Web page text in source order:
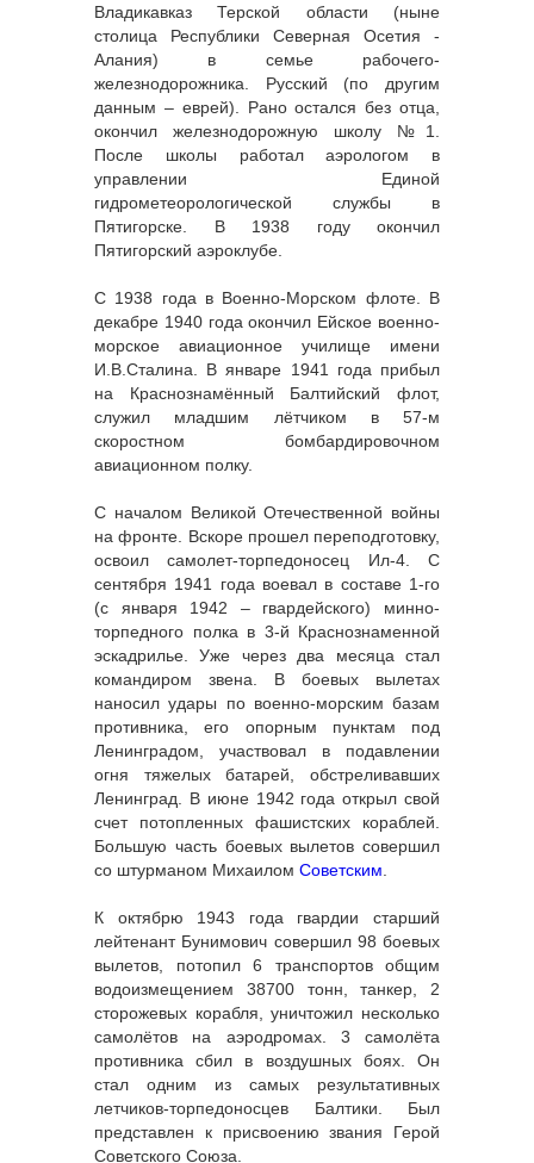
Владикавказ Терской области (ныне
столица Республики Северная Осетия -
Алания) в семье рабочего-
железнодорожника. Русский (по другим
данным – еврей). Рано остался без отца,
окончил железнодорожную школу №1.
После школы работал аэрологом в
управлении Единой
гидрометеорологической службы в
Пятигорске. В 1938 году окончил
Пятигорский аэроклубе.
С 1938 года в Военно-Морском флоте. В
декабре 1940 года окончил Ейское военно-
морское авиационное училище имени
И.В.Сталина. В январе 1941 года прибыл
на Краснознамённый Балтийский флот,
служил младшим лётчиком в 57-м
скоростном бомбардировочном
авиационном полку.
С началом Великой Отечественной войны
на фронте. Вскоре прошел переподготовку,
освоил самолет-торпедоносец Ил-4. С
сентября 1941 года воевал в составе 1-го
(с января 1942 – гвардейского) минно-
торпедного полка в 3-й Краснознаменной
эскадрилье. Уже через два месяца стал
командиром звена. В боевых вылетах
наносил удары по военно-морским базам
противника, его опорным пунктам под
Ленинградом, участвовал в подавлении
огня тяжелых батарей, обстреливавших
Ленинград. В июне 1942 года открыл свой
счет потопленных фашистских кораблей.
Большую часть боевых вылетов совершил
со штурманом Михаилом Советским
К октябрю 1943 года гвардии старший
лейтенант Бунимович совершил 98 боевых
вылетов, потопил 6 транспортов общим
водоизмещением 38700 тонн, танкер, 2
сторожевых корабля, уничтожил несколько
самолётов на аэродромах. 3 самолёта
противника сбил в воздушных боях. Он
стал одним из самых результативных
летчиков-торпедоносцев Балтики. Был
представлен к присвоению звания Герой
Советского Союза.